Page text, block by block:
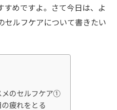
すめですよ。さて今日は、よ
セルフケアについて書きたい
メのセルフケア①
疲れをとる